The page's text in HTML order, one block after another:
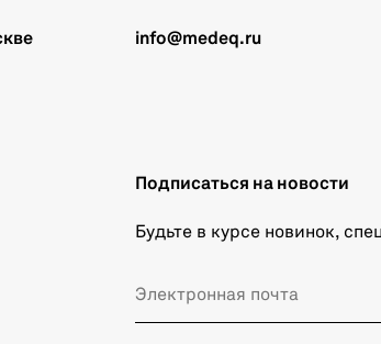
info@medeq.ru
Подписаться на новости
Будьте в курсе новинок,